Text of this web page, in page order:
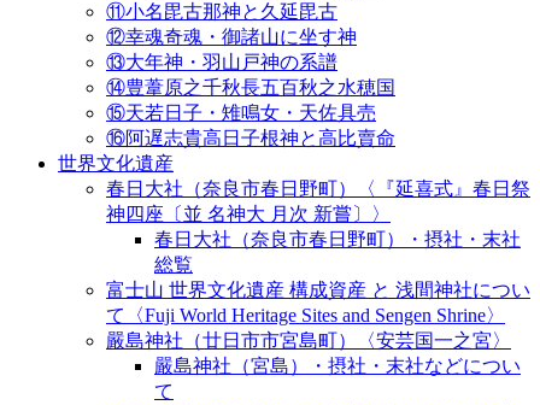
⑪小名毘古那神と久延毘古
⑫幸魂奇魂・御諸山に坐す神
⑬大年神・羽山戸神の系譜
⑭豊葦原之千秋長五百秋之水穂国
⑮天若日子・雉鳴女・天佐具売
⑯阿遅志貴高日子根神と高比賣命
世界文化遺産
春日大社（奈良市春日野町）〈『延喜式』春日祭
神四座〔並 名神大 月次 新嘗〕〉
春日大社（奈良市春日野町）・摂社・末社
総覧
富士山 世界文化遺産 構成資産 と 浅間神社につい
て〈Fuji World Heritage Sites and Sengen Shrine〉
嚴島神社（廿日市市宮島町）〈安芸国一之宮〉
嚴島神社（宮島）・摂社・末社などについ
て